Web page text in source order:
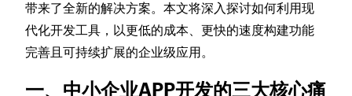
带来了全新的解决方案。本文将深入探讨如何利用现
代化开发工具，以更低的成本、更快的速度构建功能
完善且可持续扩展的企业级应用。
一、中小企业APP开发的三大核心痛